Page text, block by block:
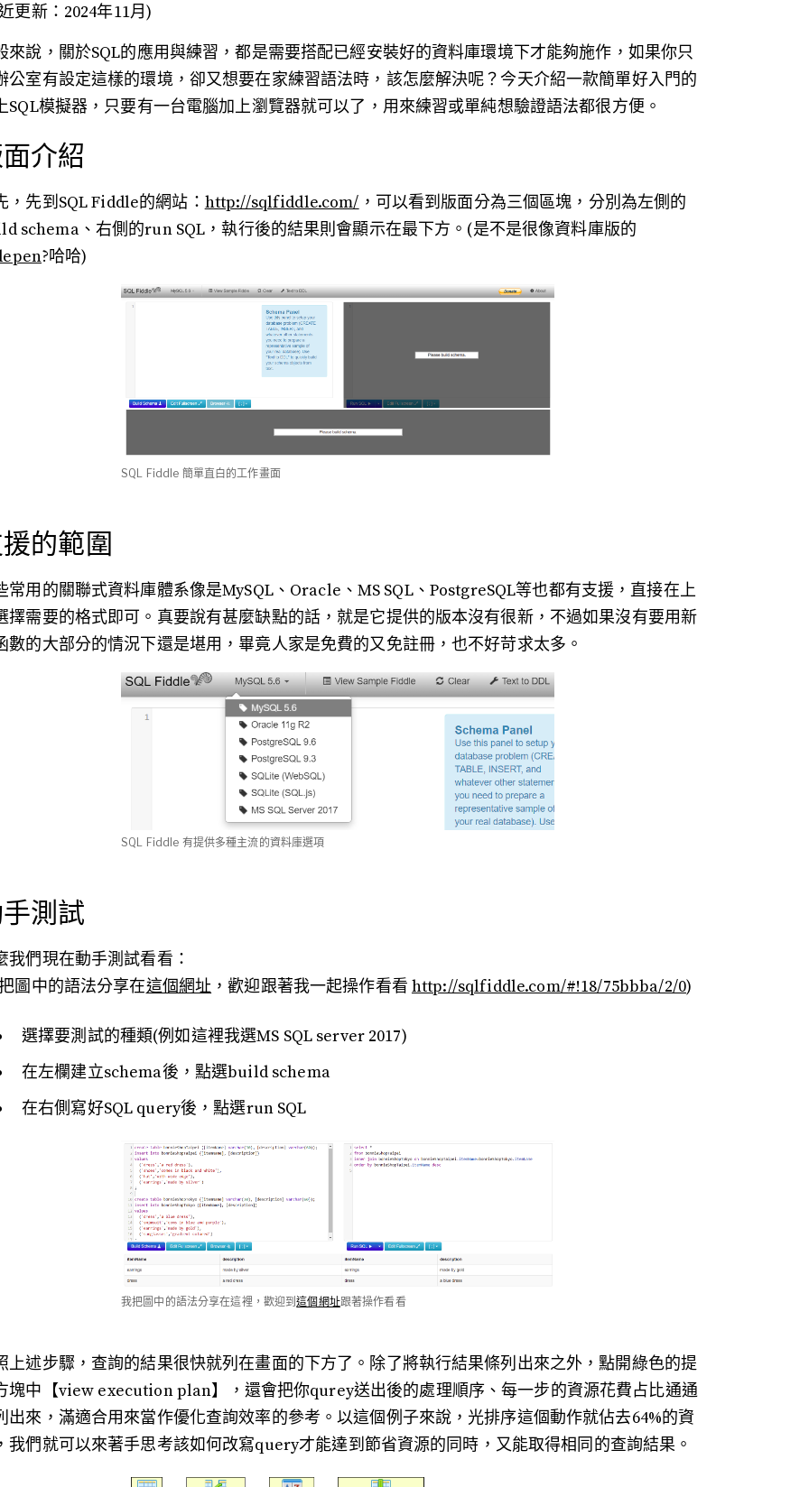
更新：2024年11月)
來說，關於SQL的應用與練習，都是需要搭配已經安裝好的資料庫環境下才能夠施作，如果你只
公室有設定這樣的環境，卻又想要在家練習語法時，該怎麼解決呢？今天介紹一款簡單好入門的
SQL模擬器，只要有一台電腦加上瀏覽器就可以了，用來練習或單純想驗證語法都很方便。
介紹
，先到SQL Fiddle的網站： http://sqlfiddle.com/ ，可以看到版面分為三個區塊，分別為左側的
schema、右側的run SQL，執行後的結果則會顯示在最下方。(是不是很像資料庫版的
?哈哈)
SQL Fiddle 簡單直白的工作畫面
的範圍
常用的關聯式資料庫體系像是MySQL、Oracle、MS SQL、PostgreSQL等也都有支援，直接在上
擇需要的格式即可。真要說有甚麼缺點的話，就是它提供的版本沒有很新，不過如果沒有要用新
數的大部分的情況下還是堪用，畢竟人家是免費的又免註冊，也不好苛求太多。
SQL Fiddle 有提供多種主流的資料庫選項
測試
我們現在動手測試看看：
圖中的語法分享在這個網址 ，歡迎跟著我一起操作看看 http://sqlfiddle.com/#!18/75bbba/2/0)
選擇要測試的種類(例如這裡我選MS SQL server 2017)
在左欄建立schema後，點選build schema
在右側寫好SQL query後，點選run SQL
我把圖中的語法分享在這裡，歡迎到這個網址跟著操作看看
上述步驟，查詢的結果很快就列在畫面的下方了。除了將執行結果條列出來之外，點開綠色的提
塊中【view execution plan】，還會把你qurey送出後的處理順序、每一步的資源花費占比通通
出來，滿適合用來當作優化查詢效率的參考。以這個例子來說，光排序這個動作就佔去64%的資
我們就可以來著手思考該如何改寫query才能達到節省資源的同時，又能取得相同的查詢結果。